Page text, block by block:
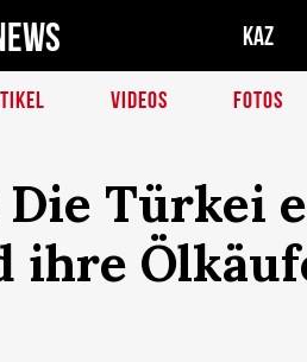
KAZ
VIDEOS FOTOS
Die Türkei
ihre